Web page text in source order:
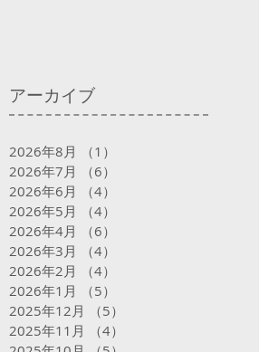
アーカイブ
2026年8月 （1）
2026年7月
（6）
2026年6月
（4）
2026年5月
（4）
2026年4月
（6）
2026年3月
（4）
2026年2月
（4）
2026年1月
（5）
2025年12月
（5）
2025年11月
（4）